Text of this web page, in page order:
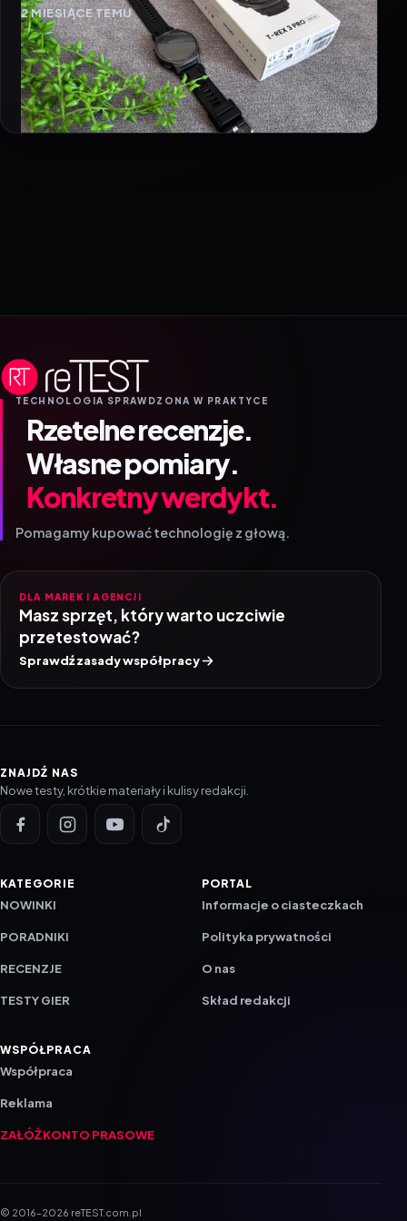
2 MIESIĄCE TEMU
TECHNOLOGIA SPRAWDZONA W PRAKTYCE
Rzetelne recenzje.
Własne pomiary.
Konkretny werdykt.
Pomagamy kupować technologię z głową.
DLA MAREK I AGENCJI
Masz sprzęt, który warto uczciwie
przetestować?
Sprawdź zasady współpracy
ZNAJDŹ NAS
Nowe testy, krótkie materiały i kulisy redakcji.
KATEGORIE
NOWINKI
PORADNIKI
RECENZJE
TESTY GIER
PORTAL
Informacje o ciasteczkach
Polityka prywatności
O nas
Skład redakcji
WSPÓŁPRACA
Współpraca
Reklama
ZAŁÓŻ KONTO PRASOWE
© 2016–2026 reTEST.com.pl